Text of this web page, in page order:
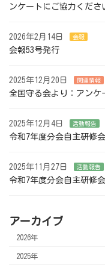
ンケートにご協力くださ
2026年2月14日 会報
会報53号発行
2025年12月20日 関連情報
全国守る会より：アン
2025年12月4日 活動報告
令和7年度分会自主研修
2025年11月27日 活動報告
令和7年度分会自主研修
アーカイブ
2026年
2025年